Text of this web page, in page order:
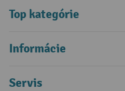
Top kategórie
Informácie
Servis